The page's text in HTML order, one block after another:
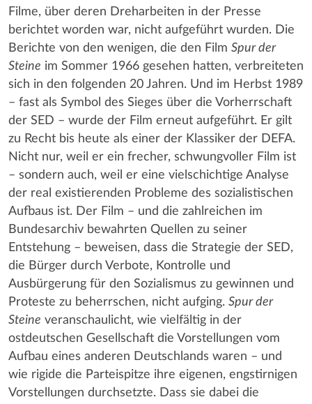
Filme, über deren Dreharbeiten in der Presse
berichtet worden war, nicht aufgeführt wurden. Die
Berichte von den wenigen, die den Film Spur der
Steine im Sommer 1966 gesehen hatten, verbreiteten
sich in den folgenden 20 Jahren. Und im Herbst 1989
– fast als Symbol des Sieges über die Vorherrschaft
der SED – wurde der Film erneut aufgeführt. Er gilt
zu Recht bis heute als einer der Klassiker der DEFA.
Nicht nur, weil er ein frecher, schwungvoller Film ist
– sondern auch, weil er eine vielschichtige Analyse
der real existierenden Probleme des sozialistischen
Aufbaus ist. Der Film – und die zahlreichen im
Bundesarchiv bewahrten Quellen zu seiner
Entstehung – beweisen, dass die Strategie der SED,
die Bürger durch Verbote, Kontrolle und
Ausbürgerung für den Sozialismus zu gewinnen und
Proteste zu beherrschen, nicht aufging. Spur der
Steine veranschaulicht, wie vielfältig in der
ostdeutschen Gesellschaft die Vorstellungen vom
Aufbau eines anderen Deutschlands waren – und
wie rigide die Parteispitze ihre eigenen, engstirnigen
Vorstellungen durchsetzte. Dass sie dabei die